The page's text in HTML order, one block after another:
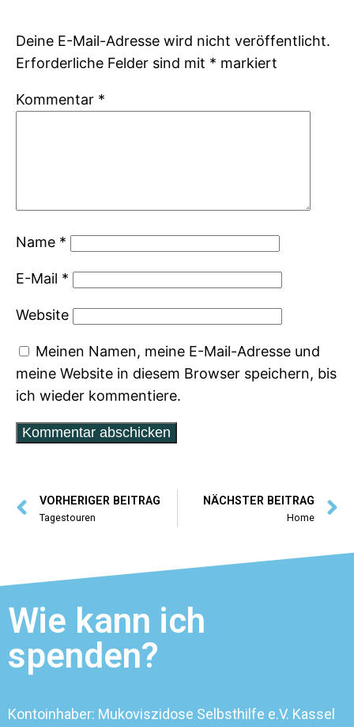
Deine E-Mail-Adresse wird nicht veröffentlicht.
Erforderliche Felder sind mit * markiert
Kommentar *
Name *
E-Mail *
Website
Meinen Namen, meine E-Mail-Adresse und
meine Website in diesem Browser speichern, bis
ich wieder kommentiere.
VORHERIGER BEITRAG
Tagestouren
NÄCHSTER BEITRAG
Home
Wie kann ich
spenden?
Kontoinhaber: Mukoviszidose Selbsthilfe e.V. Kassel